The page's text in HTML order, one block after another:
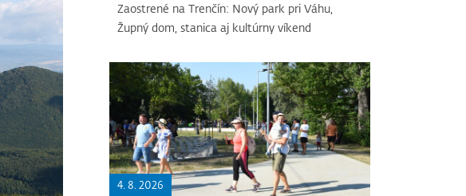
Zaostrené na Trenčín: Nový park pri Váhu,
Župný dom, stanica aj kultúrny víkend
4. 8. 2026